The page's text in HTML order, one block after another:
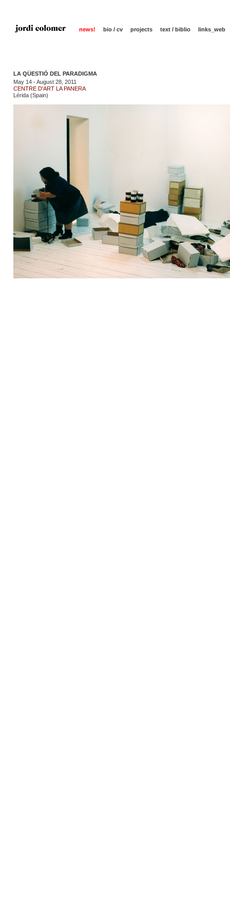
news! bio / cv projects text / biblio links_web
LA QÜESTIÓ DEL PARADIGMA
May 14 - August 28, 2011
CENTRE D'ART LA PANERA
Lérida (Spain)